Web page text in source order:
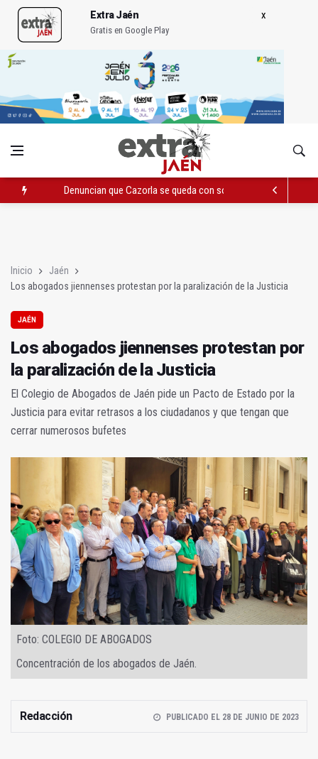
Extra Jaén
Gratis en Google Play
Denuncian que Cazorla se queda con solo dos bomberos por
Inicio
Jaén
Los abogados jiennenses protestan por la paralización de la Justicia
JAÉN
Los abogados jiennenses protestan por
la paralización de la Justicia
El Colegio de Abogados de Jaén pide un Pacto de Estado por la
Justicia para evitar retrasos a los ciudadanos y que tengan que
cerrar numerosos bufetes
Foto: COLEGIO DE ABOGADOS
Concentración de los abogados de Jaén.
Redacción PUBLICADO EL 28 DE JUNIO DE 2023